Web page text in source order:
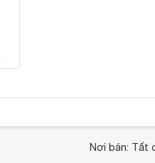
Nơi bán: Tất